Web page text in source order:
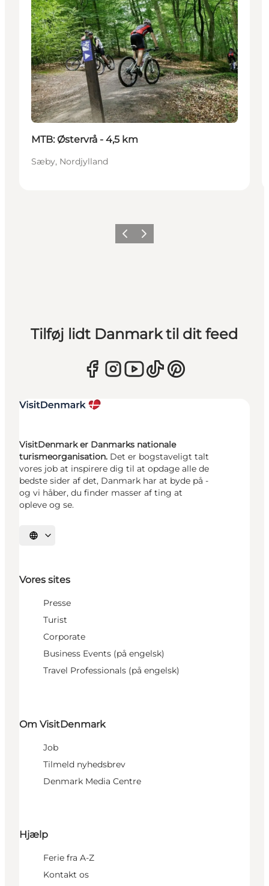
MTB: Østervrå - 4,5 km
Sæby, Nordjylland
ForrigeNæste
Tilføj lidt Danmark til dit feed
VisitDenmark er Danmarks nationale
turismeorganisation. Det er bogstaveligt talt
vores job at inspirere dig til at opdage alle de
bedste sider af det, Danmark har at byde på -
og vi håber, du finder masser af ting at
opleve og se.
Vælg sprog
Vores sites
Presse
Turist
Corporate
Business Events (på engelsk)
Travel Professionals (på engelsk)
Om VisitDenmark
Job
Tilmeld nyhedsbrev
Denmark Media Centre
Hjælp
Ferie fra A-Z
Kontakt os